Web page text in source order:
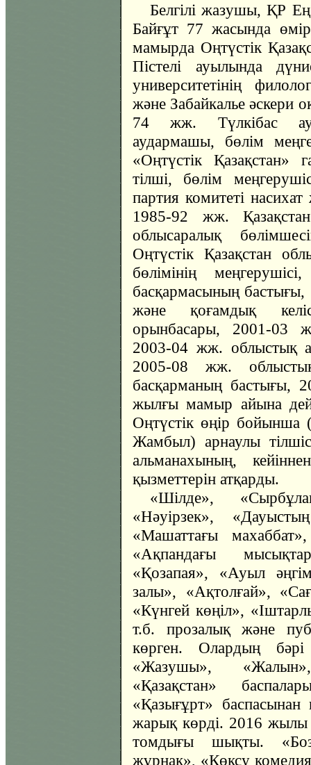
Белгілі жазушы, ҚР
Байғұт 77 жасында
мамырда Оңтүстік
Пістелі ауылында
университетінің
және Забайкалье әскери
74 жж. Түлкібас
аудармашы, бөлім
«Оңтүстік Қазақстан»
тілші, бөлім
партия комитеті
1985-92 жж.
облысаралық
Оңтүстік Қазақстан
бөлімінің
басқармасының
және қоғамдық
орынбасары, 2001-03
2003-04 жж. облыстық
2005-08 жж.
басқарманың бастығы,
жылғы мамыр айына
Оңтүстік өңір бойынша
Жамбыл) арнаулы
альманахының,
қызметтерін атқарды.
«Шілде»,
«Нәуірзек»,
«Машаттағы
«Ақпандағы
«Қозапая», «Ауыл
залы», «Ақтолғай»,
«Күнгей көңіл»,
т.б. прозалық және
көрген. Олардың бәрі
«Жазушы»,
«Қазақстан»
«Қазығұрт»
жарық көрді. 2016
томдығы шықты.
жұрнақ», «Көксу